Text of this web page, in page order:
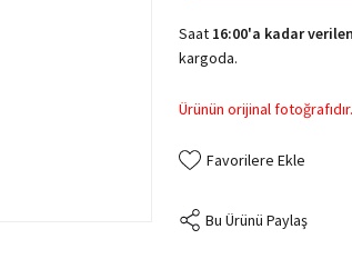
Saat 16:00'a kadar
kargoda.
Ürünün orijinal fotoğrafıdır.
Bu Ürünü Paylaş